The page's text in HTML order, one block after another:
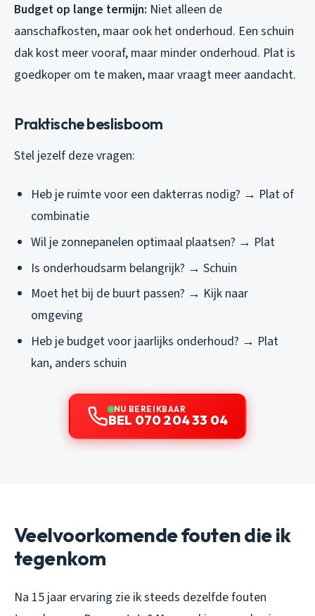
Budget op lange termijn: Niet alleen de
aanschafkosten, maar ook het onderhoud. Een schuin
dak kost meer vooraf, maar minder onderhoud. Plat is
goedkoper om te maken, maar vraagt meer aandacht.
Praktische beslisboom
Stel jezelf deze vragen:
Heb je ruimte voor een dakterras nodig? → Plat of
combinatie
Wil je zonnepanelen optimaal plaatsen? → Plat
Is onderhoudsarm belangrijk? → Schuin
Moet het bij de buurt passen? → Kijk naar
omgeving
Heb je budget voor jaarlijks onderhoud? → Plat
kan, anders schuin
NU BEREIKBAAR
BEL 070 204 33 04
Veelvoorkomende fouten die ik
tegenkom
Na 15 jaar ervaring zie ik steeds dezelfde fouten